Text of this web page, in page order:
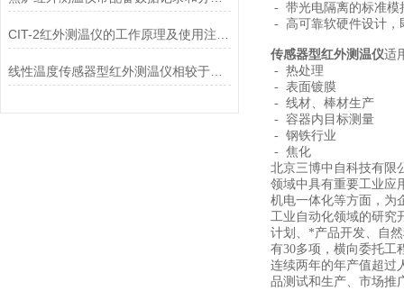
线性温度传感器型红外测温仪相较于接触式温度测量设备具有的优势
- 带光电隔离的标准模
- 高可靠软硬件设计，
传感器型红外测温仪适
- 热处理
- 表面镀膜
- 线材、棒材生产
- 容器内目标测量
- 钢铁行业
- 焦化
北京三博中自科技有限
领域中具有重要工业应
机电一体化等方面，为
工业自动化领域的研究
计划、*产品开发、自
有30多项，横向委托工
连续两年的年产值超过
品测试和生产、市场推